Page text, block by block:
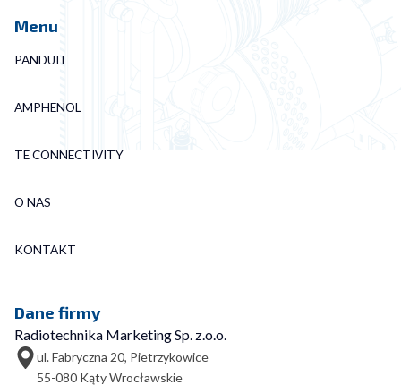
Menu
PANDUIT
AMPHENOL
TE CONNECTIVITY
O NAS
KONTAKT
Dane firmy
Radiotechnika Marketing Sp. z.o.o.
ul. Fabryczna 20, Pietrzykowice
55-080 Kąty Wrocławskie